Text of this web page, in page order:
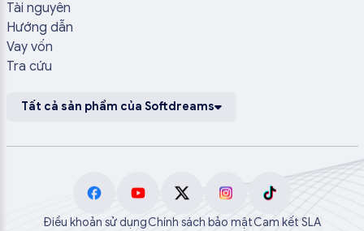
Tài nguyên
Hướng dẫn
Vay vốn
Tra cứu
Tất cả sản phẩm của Softdreams
Điều khoản sử dụngChính sách bảo mậtCam kết SLA